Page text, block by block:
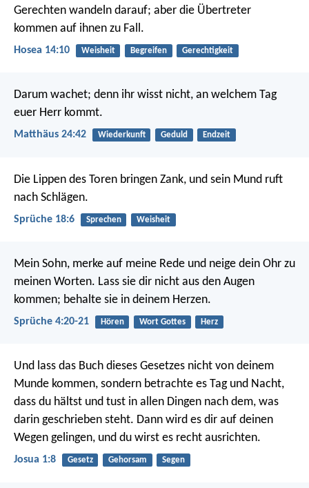
Gerechten wandeln darauf; aber die Übertreter
kommen auf ihnen zu Fall.
Hosea 14:10 Weisheit Begreifen Gerechtigkeit
Darum wachet; denn ihr wisst nicht, an welchem Tag
euer Herr kommt.
Matthäus 24:42 Wiederkunft Geduld Endzeit
Die Lippen des Toren bringen Zank, und sein Mund ruft
nach Schlägen.
Sprüche 18:6 Sprechen Weisheit
Mein Sohn, merke auf meine Rede und neige dein Ohr zu
meinen Worten. Lass sie dir nicht aus den Augen
kommen; behalte sie in deinem Herzen.
Sprüche 4:20-21 Hören Wort Gottes Herz
Und lass das Buch dieses Gesetzes nicht von deinem
Munde kommen, sondern betrachte es Tag und Nacht,
dass du hältst und tust in allen Dingen nach dem, was
darin geschrieben steht. Dann wird es dir auf deinen
Wegen gelingen, und du wirst es recht ausrichten.
Josua 1:8 Gesetz Gehorsam Segen